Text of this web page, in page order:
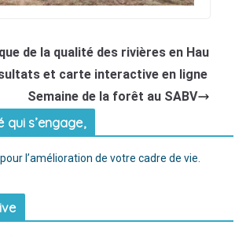
de la qualité des rivières en Hau
et carte interactive en ligne
Semaine de la forêt au SABV
qui s’engage,
l’amélioration de votre cadre de vie.